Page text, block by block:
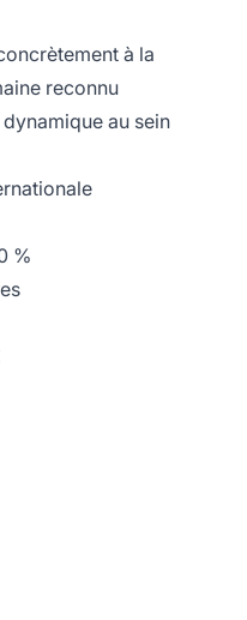
à la
reconnu
au sein
%